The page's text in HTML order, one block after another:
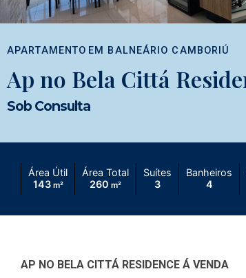
APARTAMENTO EM BALNEÁRIO CAMBORIÚ
Ap no Bela Cittá
Sob Consulta
Área Útil
143m²
Área Total
260 m²
Suítes
3
Banheiros
4
AP NO BELA CITTÁ RESIDENCE Á VENDA